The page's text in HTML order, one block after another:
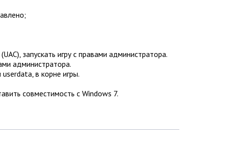
запускать игру с правами администратора.
администратора.
в корне игры.
совместимость с Windows 7.